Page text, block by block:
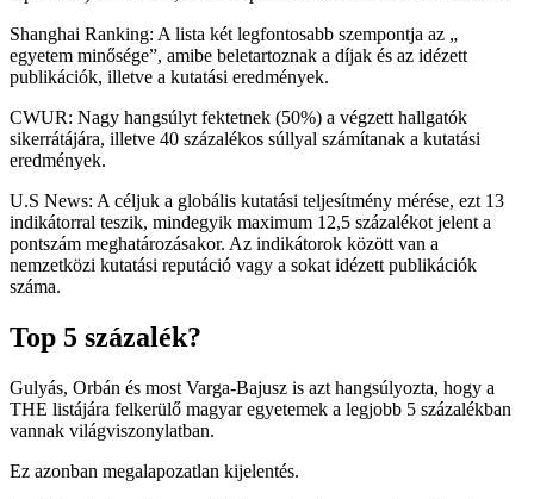
Shanghai Ranking: A lista két legfontosabb szempontja az „
egyetem minősége”, amibe beletartoznak a díjak és az idézett
publikációk, illetve a kutatási eredmények.
CWUR: Nagy hangsúlyt fektetnek (50%) a végzett hallgatók
sikerrátájára, illetve 40 százalékos súllyal számítanak a kutatási
eredmények.
U.S News: A céljuk a globális kutatási teljesítmény mérése, ezt 13
indikátorral teszik, mindegyik maximum 12,5 százalékot jelent a
pontszám meghatározásakor. Az indikátorok között van a
nemzetközi kutatási reputáció vagy a sokat idézett publikációk
száma.
Top 5 százalék?
Gulyás, Orbán és most Varga-Bajusz is azt hangsúlyozta, hogy a
THE listájára felkerülő magyar egyetemek a legjobb 5 százalékban
vannak világviszonylatban.
Ez azonban megalapozatlan kijelentés.